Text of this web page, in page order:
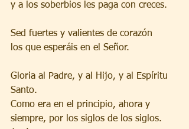
y a los soberbios les paga con creces.
Sed fuertes y valientes de corazón
los que esperáis en el Señor.
Gloria al Padre, y al Hijo, y al Espíritu
Santo.
Como era en el principio, ahora y
siempre, por los siglos de los siglos.